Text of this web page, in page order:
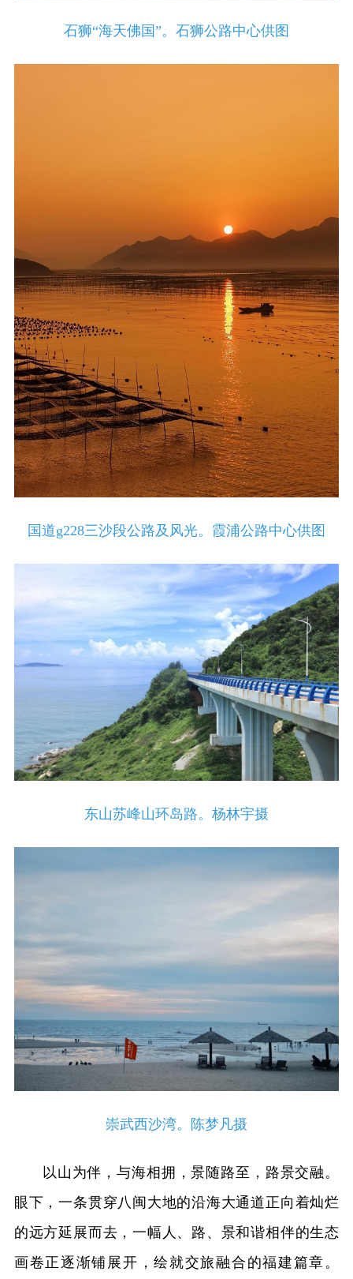
石狮“海天佛国”。石狮公路中心供图
国道g228三沙段公路及风光。霞浦公路中心供图
东山苏峰山环岛路。杨林宇摄
崇武西沙湾。陈梦凡摄
以山为伴，与海相拥，景随路至，路景交融。
眼下，一条贯穿八闽大地的沿海大通道正向着灿烂
的远方延展而去，一幅人、路、景和谐相伴的生态
画卷正逐渐铺展开，绘就交旅融合的福建篇章。